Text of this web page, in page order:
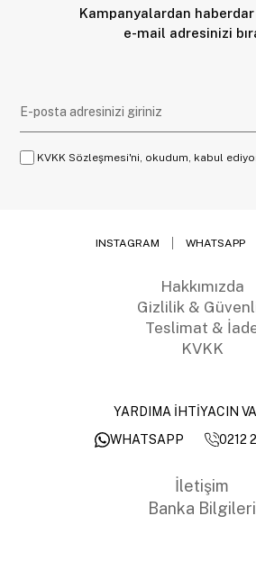
Kampanyalardan
e-mail adresinizi
KVKK Sözleşmesi'ni, okudum, kabul
INSTAGRAM WHATSAPP
Hakkımızda
Gizlilik &
Teslimat &
KVKK
YARDIMA İHTİYACIN
WHATSAPP
0212
İletişim
Banka Bilgileri